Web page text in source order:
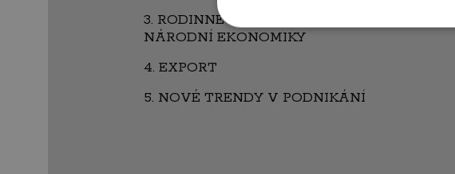
3. RODINNÉ PODNIKÁNÍ JAKO STABILIZÁTOR
NÁRODNÍ EKONOMIKY
4. EXPORT
5. NOVÉ TRENDY V PODNIKÁNÍ